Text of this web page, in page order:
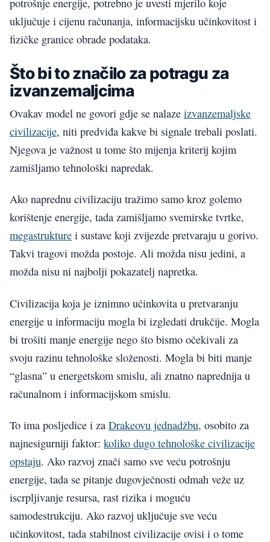
uključuje i cijenu računanja, informacijsku učinkovitost i
fizičke granice obrade podataka.
Što bi to značilo za potragu za
izvanzemaljcima
Ovakav model ne govori gdje se nalaze izvanzemaljske
civilizacije, niti predviđa kakve bi signale trebali poslati.
Njegova je važnost u tome što mijenja kriterij kojim
zamišljamo tehnološki napredak.
Ako naprednu civilizaciju tražimo samo kroz golemo
korištenje energije, tada zamišljamo svemirske tvrtke,
megastrukture i sustave koji zvijezde pretvaraju u gorivo.
Takvi tragovi možda postoje. Ali možda nisu jedini, a
možda nisu ni najbolji pokazatelj napretka.
Civilizacija koja je iznimno učinkovita u pretvaranju
energije u informaciju mogla bi izgledati drukčije. Mogla
bi trošiti manje energije nego što bismo očekivali za
svoju razinu tehnološke složenosti. Mogla bi biti manje
“glasna” u energetskom smislu, ali znatno naprednija u
računalnom i informacijskom smislu.
To ima posljedice i za Drakeovu jednadžbu, osobito za
najnesigurniji faktor: koliko dugo tehnološke civilizacije
opstaju. Ako razvoj znači samo sve veću potrošnju
energije, tada se pitanje dugovječnosti odmah veže uz
iscrpljivanje resursa, rast rizika i moguću
samodestrukciju. Ako razvoj uključuje sve veću
učinkovitost, tada stabilnost civilizacije ovisi i o tome